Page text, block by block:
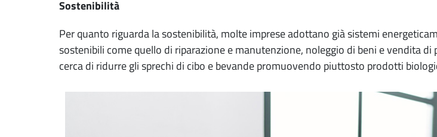
Sostenibilità
Per quanto riguarda la sostenibilità, molte imprese adottano già sistemi
sostenibili come quello di riparazione e manutenzione, noleggio di beni e vendita
cerca di ridurre gli sprechi di cibo e bevande promuovendo piuttosto prodotti